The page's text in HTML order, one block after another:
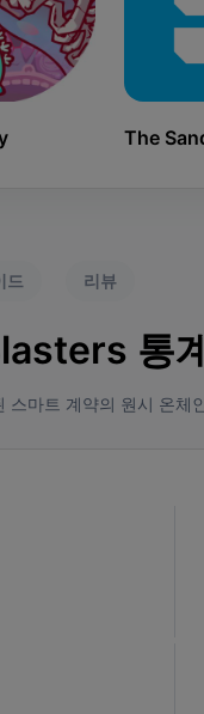
The
드 리뷰
통
스마트 계약의 원시 온체